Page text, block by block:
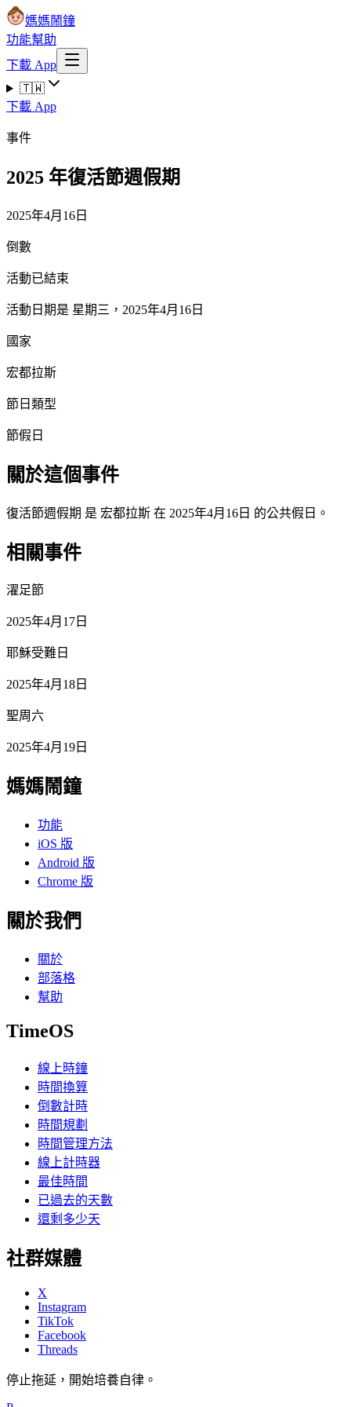
媽媽鬧鐘
功能幫助
下載 App
🇹🇼
下載 App
事件
2025 年復活節週假期
2025年4月16日
倒數
活動已結束
活動日期是 星期三，2025年4月16日
國家
宏都拉斯
節日類型
節假日
關於這個事件
復活節週假期 是 宏都拉斯 在 2025年4月16日 的公共假日。
相關事件
濯足節
2025年4月17日
耶穌受難日
2025年4月18日
聖周六
2025年4月19日
媽媽鬧鐘
功能
iOS 版
Android 版
Chrome 版
關於我們
關於
部落格
幫助
TimeOS
線上時鐘
時間換算
倒數計時
時間規劃
時間管理方法
線上計時器
最佳時間
已過去的天數
還剩多少天
社群媒體
X
Instagram
TikTok
Facebook
Threads
停止拖延，開始培養自律。